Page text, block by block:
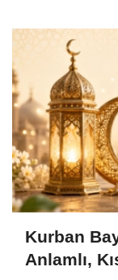
Kurban
Anlamlı,